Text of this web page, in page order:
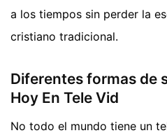
a los tiempos sin perder la
cristiano tradicional.
Diferentes formas de
Hoy En Tele Vid
No todo el mundo tiene un